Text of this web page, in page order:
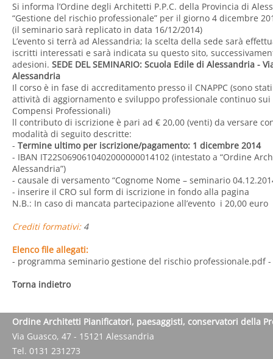
Si informa l’Ordine degli Architetti P.P.C. della Provincia di
“Gestione del rischio professionale” per il giorno 4 dicembre
(il seminario sarà replicato in data 16/12/2014)
L’evento si terrà ad Alessandria; la scelta della sede sarà
iscritti interessati e sarà indicata su questo sito,
adesioni. SEDE DEL SEMINARIO: Scuola Edile di Alessandria -
Alessandria
Il corso è in fase di accreditamento presso il CNAPPC (sono
attività di aggiornamento e sviluppo professionale continuo
Compensi Professionali)
ll contributo di iscrizione è pari ad € 20,00 (venti) da versare
modalità di seguito descritte:
- Termine ultimo per iscrizione/pagamento: 1 dicembre 2014
- IBAN IT22S0690610402000000014102 (intestato a “Ordine
Alessandria”)
- causale di versamento “Cognome Nome – seminario
- inserire il CRO sul form di iscrizione in fondo alla pagina
N.B.: In caso di mancata partecipazione all’evento i 20,00
Crediti formativi:4
Elenco file allegati:
- programma seminario gestione del rischio professionale.pdf-
Torna indietro
Ordine Architetti Pianificatori, paesaggisti, conservatori della
Via Guasco, 47 - 15121 Alessandria
Tel. 0131 231273